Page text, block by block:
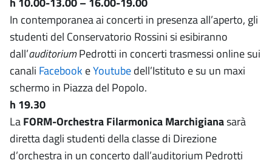
In contemporanea ai concerti in presenza all’aperto, gli
studenti del Conservatorio Rossini si esibiranno
dall’auditoriumPedrotti in concerti trasmessi online sui
canali Facebook eYoutubedell’Istituto e su un maxi
schermo in Piazza del Popolo.
h 19.30
LaFORM-Orchestra Filarmonica Marchigianasarà
diretta dagli studenti della classe di Direzione
d’orchestra in un concerto dall’auditorium Pedrotti